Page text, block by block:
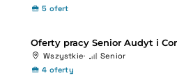
5 ofert
Oferty pracy Senior Audyt i
Wszystkie
Senior
4 oferty